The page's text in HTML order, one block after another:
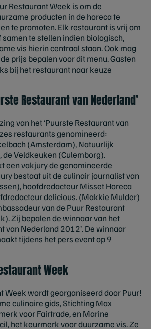
Restaurant Week is om de
producten in de horeca te
te promoten. Elk restaurant is vrij om
te stellen indien biologisch,
vis hierin centraal staan. Ook mag
prijs bepalen voor dit menu. Gasten
bij het restaurant naar keuze
Restaurant van Nederland’
van het ‘Puurste Restaurant van
restaurants genomineerd:
(Amsterdam), Natuurlijk
de Veldkeuken (Culemborg).
een vakjury de genomineerde
bestaat uit de culinair journalist van
hoofdredacteur Misset Horeca
delicious. (Makkie Mulder)
van de Puur Restaurant
Zij bepalen de winnaar van het
van Nederland 2012’. De winnaar
tijdens het pers event op 9
Week
Week wordt georganiseerd door Puur!
culinaire gids, Stichting Max
voor Fairtrade, en Marine
het keurmerk voor duurzame vis. Ze